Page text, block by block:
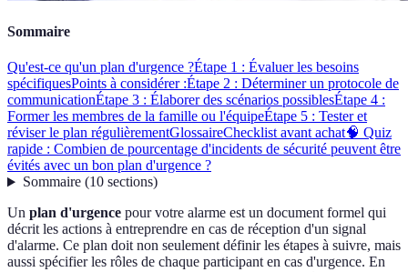
Sommaire
Qu'est-ce qu'un plan d'urgence ?Étape 1 : Évaluer les besoins
spécifiquesPoints à considérer :Étape 2 : Déterminer un protocole de
communicationÉtape 3 : Élaborer des scénarios possiblesÉtape 4 :
Former les membres de la famille ou l'équipeÉtape 5 : Tester et
réviser le plan régulièrementGlossaireChecklist avant achat🧠 Quiz
rapide : Combien de pourcentage d'incidents de sécurité peuvent être
évités avec un bon plan d'urgence ?
Sommaire(10 sections)
Un plan d'urgence pour votre alarme est un document formel qui
décrit les actions à entreprendre en cas de réception d'un signal
d'alarme. Ce plan doit non seulement définir les étapes à suivre, mais
aussi spécifier les rôles de chaque participant en cas d'urgence. En